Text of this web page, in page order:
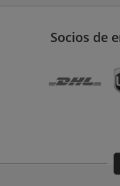
Socios de